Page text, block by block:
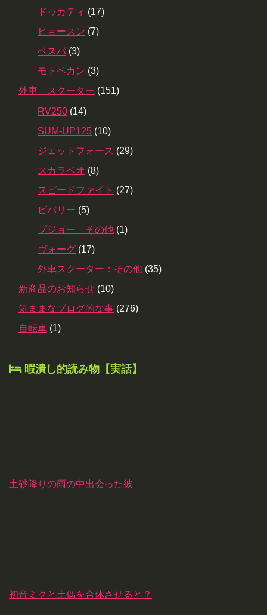
ドゥカティ (17)
ヒョースン (7)
ベスパ (3)
モトベカン (3)
外車 スクーター (151)
RV250 (14)
SUM-UP125 (10)
ジェットフォース (29)
スカラベオ (8)
スピードファイト (27)
ビバリー (5)
プジョー その他 (1)
ヴォーグ (17)
外車スクーター：その他 (35)
新商品のお知らせ (10)
気ままなブログ的な事 (276)
自転車 (1)
暇潰し的読み物【実話】
土砂降りの雨の中出会った彼
初音ミクと土偶を合体させると？